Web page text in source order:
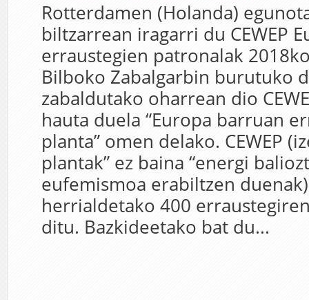
Rotterdamen (Holanda)
biltzarrean iragarri du CEWEP
erraustegien patronalak
Bilboko Zabalgarbin burutuko
zabaldutako oharrean dio
hauta duela “Europa barruan
planta” omen delako. CEWEP
plantak” ez baina “energi
eufemismoa erabiltzen
herrialdetako 400
ditu. Bazkideetako bat du...